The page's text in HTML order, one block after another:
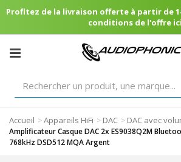
Profitez de la livraison offerte à partir de
conditions de l'offre
Accueil >Appareils HiFi > DAC > DAC avec
Amplificateur Casque DAC 2x ES9038Q2M
768kHz DSD512 MQA Argent